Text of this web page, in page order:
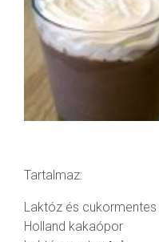
Tartalmaz:
Laktóz és cukormentes
Holland kakaópor